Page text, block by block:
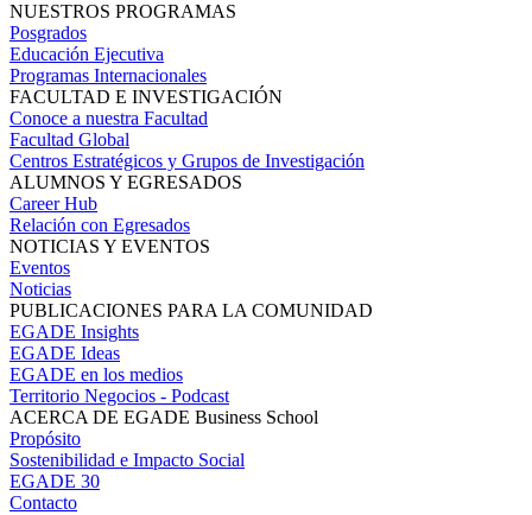
NUESTROS PROGRAMAS
Posgrados
Educación Ejecutiva
Programas Internacionales
FACULTAD E INVESTIGACIÓN
Conoce a nuestra Facultad
Facultad Global
Centros Estratégicos y Grupos de Investigación
ALUMNOS Y EGRESADOS
Career Hub
Relación con Egresados
NOTICIAS Y EVENTOS
Eventos
Noticias
PUBLICACIONES PARA LA COMUNIDAD
EGADE Insights
EGADE Ideas
EGADE en los medios
Territorio Negocios - Podcast
ACERCA DE EGADE Business School
Propósito
Sostenibilidad e Impacto Social
EGADE 30
Contacto